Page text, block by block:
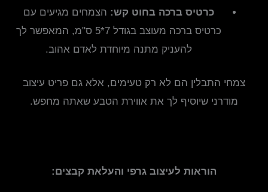
כרטיס ברכה בחוט קש: הצמחים מגיעים עם
כרטיס ברכה מעוצב בגודל 7*5 ס"מ, המאפשר לך
להעניק מתנה מיוחדת לאדם אהוב.
צמחי התבלין הם לא רק טעימים, אלא גם פריט עיצוב
מודרני שיוסיף לך את אווירת הטבע שאתה מחפש.
הוראות לעיצוב גרפי והעלאת קבצים: